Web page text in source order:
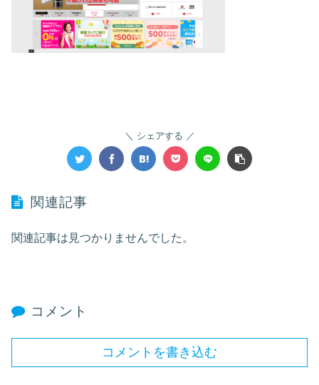
シェアする
関連記事
関連記事は見つかりませんでした。
コメント
コメントを書き込む